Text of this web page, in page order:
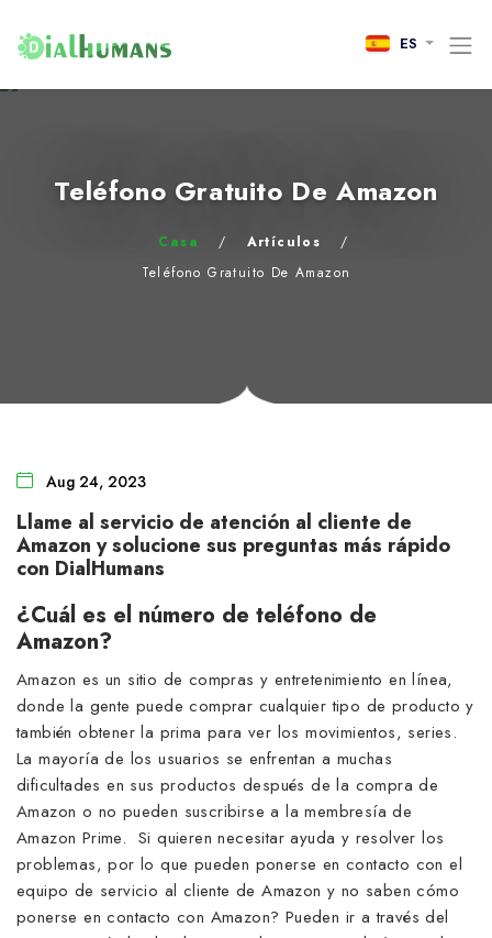
ES
Teléfono Gratuito De Amazon
Casa / Artículos
/
Teléfono Gratuito De Amazon
Aug 24, 2023
Llame al servicio de atención al cliente de
Amazon y solucione sus preguntas más rápido
con DialHumans
¿Cuál es el número de teléfono de
Amazon?
Amazon es un sitio de compras y entretenimiento en línea,
donde la gente puede comprar cualquier tipo de producto y
también obtener la prima para ver los movimientos, series.
La mayoría de los usuarios se enfrentan a muchas
dificultades en sus productos después de la compra de
Amazon o no pueden suscribirse a la membresía de
Amazon Prime. Si quieren necesitar ayuda y resolver los
problemas, por lo que pueden ponerse en contacto con el
equipo de servicio al cliente de Amazon y no saben cómo
ponerse en contacto con Amazon? Pueden ir a través del